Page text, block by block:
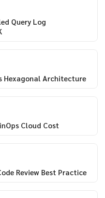
Query Log
Hexagonal Architecture
Cloud Cost
Review Best Practice